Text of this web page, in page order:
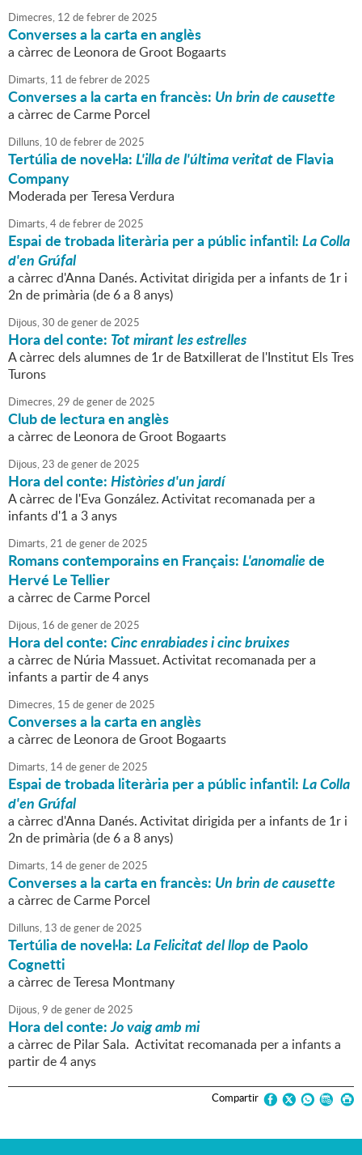
Dimecres, 12 defebrerde2025
Converses a la carta en anglès
a càrrec de Leonora de Groot Bogaarts
Dimarts, 11 defebrerde2025
Converses a la carta en francès: Un brin de causette
a càrrec de Carme Porcel
Dilluns, 10 defebrerde2025
Tertúlia de novel·la:L'illa de l'última veritatde Flavia
Company
Moderada per Teresa Verdura
Dimarts,4defebrerde2025
Espai de trobada literària per a públic infantil:La Colla
d'en Grúfal
a càrrec d'Anna Danés. Activitat dirigida per a infants de 1r i
2n de primària (de 6 a 8 anys)
Dijous,30 degenerde2025
Hora del conte: Tot mirant les estrelles
A càrrec dels alumnes de 1r de Batxillerat de l'Institut Els Tres
Turons
Dimecres,29 degenerde2025
Club de lectura en anglès
a càrrec de Leonora de Groot Bogaarts
Dijous,23 degenerde2025
Hora del conte:Històries d'un jardí
A càrrec de l'Eva González. Activitat recomanada per a
infants d'1 a 3 anys
Dimarts,21 degenerde2025
Romans contemporains en Français:L'anomaliede
Hervé Le Tellier
a càrrec de Carme Porcel
Dijous, 16 degenerde2025
Hora del conte:Cinc enrabiades i cinc bruixes
a càrrec de Núria Massuet. Activitat recomanada per a
infants a partir de 4 anys
Dimecres, 15 degenerde2025
Converses a la carta en anglès
a càrrec de Leonora de Groot Bogaarts
Dimarts, 14degenerde2025
Espai de trobada literària per a públic infantil:La Colla
d'en Grúfal
a càrrec d'Anna Danés. Activitat dirigida per a infants de 1r i
2n de primària (de 6 a 8 anys)
Dimarts, 14degenerde2025
Converses a la carta en francès: Un brin de causette
a càrrec de Carme Porcel
Dilluns, 13 degenerde2025
Tertúlia de novel·la:La Felicitat del llopde Paolo
Cognetti
a càrrec de Teresa Montmany
Dijous,9 degenerde2025
Hora del conte:Jo vaig amb mi
a càrrec de Pilar Sala. Activitat recomanada per a infants a
partir de 4 anys
Compartir